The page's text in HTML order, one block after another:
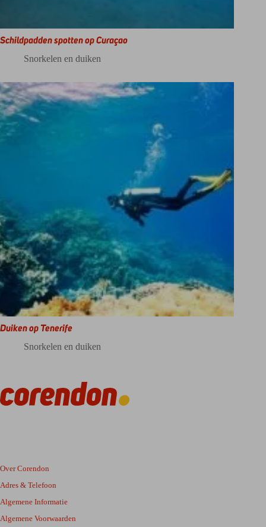
Schildpadden spotten op Curaçao
Snorkelen en duiken
Duiken op Tenerife
Snorkelen en duiken
Over Corendon
Adres & Telefoon
Algemene Informatie
Algemene Voorwaarden